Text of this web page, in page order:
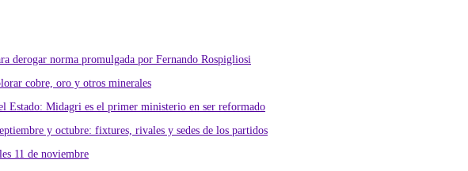
derogar norma promulgada por Fernando Rospigliosi
cobre, oro y otros minerales
Midagri es el primer ministerio en ser reformado
y octubre: fixtures, rivales y sedes de los partidos
11 de noviembre